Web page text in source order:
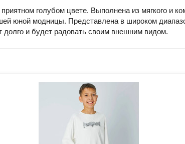
голубом цвете. Выполнена из мягкого и
юной модницы. Представлена в широком
и будет радовать своим внешним видом.